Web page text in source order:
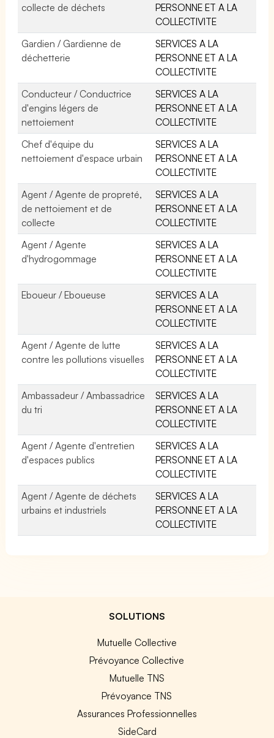
collecte de déchets
PERSONNE ET A LA
COLLECTIVITE
Gardien / Gardienne de
déchetterie
SERVICES A LA
PERSONNE ET A LA
COLLECTIVITE
Conducteur / Conductrice
d'engins légers de
nettoiement
SERVICES A LA
PERSONNE ET A LA
COLLECTIVITE
Chef d'équipe du
nettoiement d'espace urbain
SERVICES A LA
PERSONNE ET A LA
COLLECTIVITE
Agent / Agente de propreté,
de nettoiement et de
collecte
SERVICES A LA
PERSONNE ET A LA
COLLECTIVITE
Agent / Agente
d'hydrogommage
SERVICES A LA
PERSONNE ET A LA
COLLECTIVITE
Eboueur / Eboueuse
SERVICES A LA
PERSONNE ET A LA
COLLECTIVITE
Agent / Agente de lutte
contre les pollutions visuelles
SERVICES A LA
PERSONNE ET A LA
COLLECTIVITE
Ambassadeur / Ambassadrice
du tri
SERVICES A LA
PERSONNE ET A LA
COLLECTIVITE
Agent / Agente d'entretien
d'espaces publics
SERVICES A LA
PERSONNE ET A LA
COLLECTIVITE
Agent / Agente de déchets
urbains et industriels
SERVICES A LA
PERSONNE ET A LA
COLLECTIVITE
SOLUTIONS
Mutuelle Collective
Prévoyance Collective
Mutuelle TNS
Prévoyance TNS
Assurances Professionnelles
SideCard